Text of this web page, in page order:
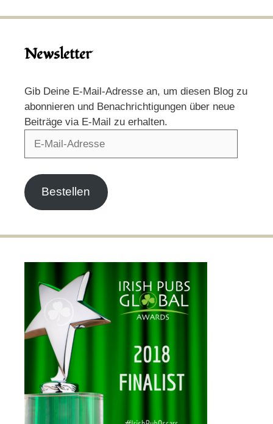
Newsletter
Gib Deine E-Mail-Adresse an, um diesen Blog zu
abonnieren und Benachrichtigungen über neue
Beiträge via E-Mail zu erhalten.
Bestellen